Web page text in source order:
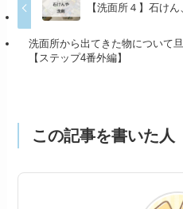
【洗面所４】石け
洗面所から出てきた物について
【ステップ4番外編】
この記事を書いた人